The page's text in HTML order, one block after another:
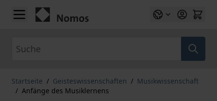
Zum Inhalt springen
Startseite / Geisteswissenschaften / Musikwissenschaft
/ Anfänge des Musiklernens